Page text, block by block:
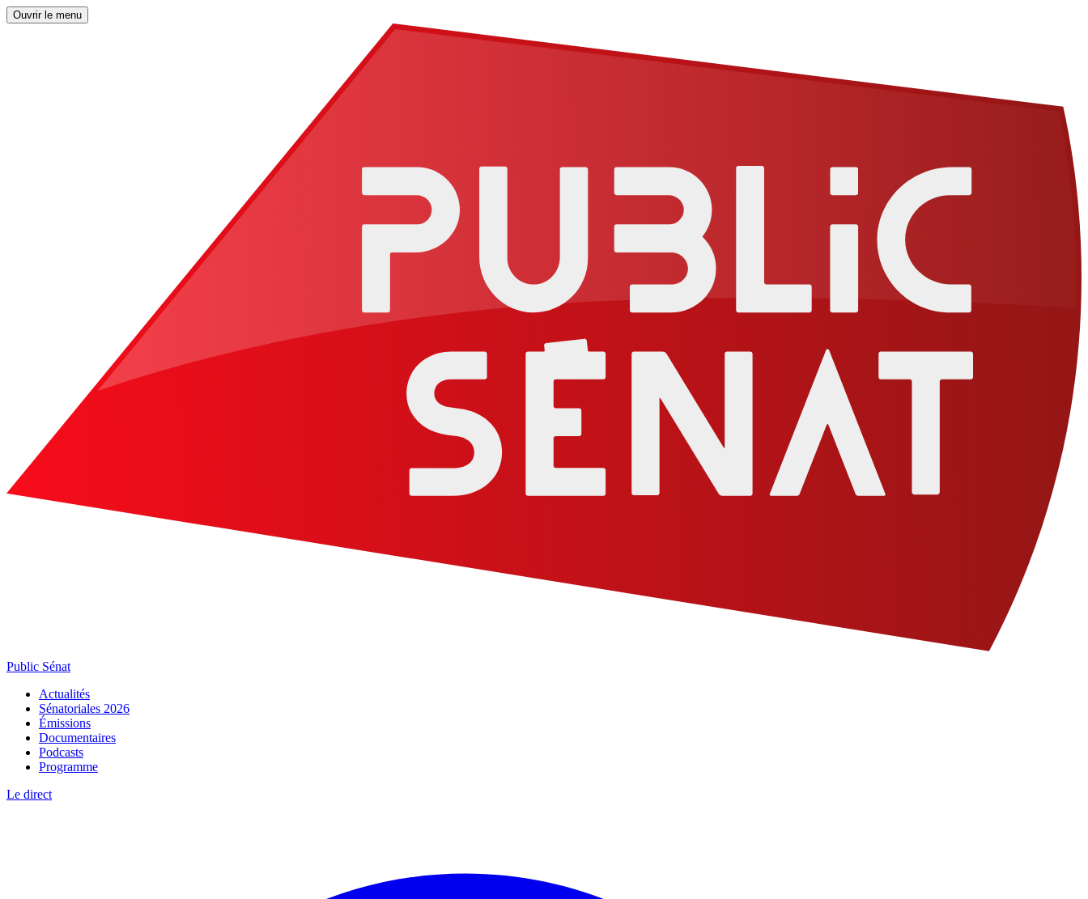
Ouvrir le menu
Public Sénat
Actualités
Sénatoriales 2026
Émissions
Documentaires
Podcasts
Programme
Le direct